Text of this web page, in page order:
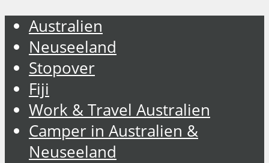
Australien
Neuseeland
Stopover
Fiji
Work & Travel Australien
Camper in Australien &
Neuseeland